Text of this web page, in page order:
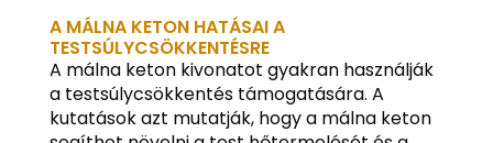
A MÁLNA KETON HATÁSAI A
TESTSÚLYCSÖKKENTÉSRE
A málna keton kivonatot gyakran használják
a testsúlycsökkentés támogatására. A
kutatások azt mutatják, hogy a málna keton